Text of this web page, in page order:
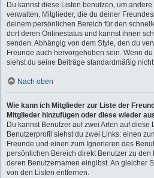
Du kannst diese Listen benutzen, um
verwalten. Mitglieder, die du deiner
deinem persönlichen Bereich für den
dort deren Onlinestatus und kannst ihnen
senden. Abhängig von dem Style, den du
Freunde auch hervorgehoben sein. Wenn
siehst du seine Beiträge standardmäßig
Nach oben
Wie kann ich Mitglieder zur Liste der
Mitglieder hinzufügen oder diese wieder
Du kannst Benutzer auf zwei Arten auf diese
Benutzerprofil siehst du zwei Links: einen
Freunde und einen zum Ignorieren des
persönlichen Bereich direkt Benutzer zu
deren Benutzernamen eingibst. An gleicher
von den Listen entfernen.